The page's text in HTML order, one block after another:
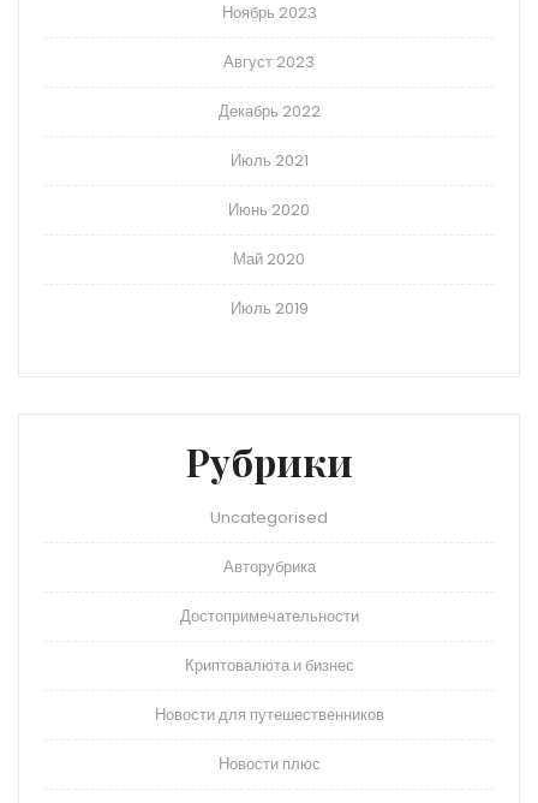
Ноябрь 2023
Август 2023
Декабрь 2022
Июль 2021
Июнь 2020
Май 2020
Июль 2019
Рубрики
Uncategorised
Авторубрика
Достопримечательности
Криптовалюта и бизнес
Новости для путешественников
Новости плюс